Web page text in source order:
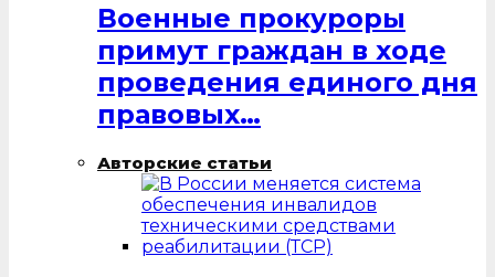
Военные прокуроры
примут граждан в ходе
проведения единого дня
правовых…
Авторские статьи